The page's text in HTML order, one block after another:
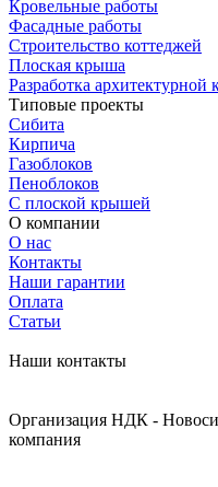
Кровельные работы
Фасадные работы
Строительство коттеджей
Плоская крыша
Разработка архитектурной
Типовые проекты
Сибита
Кирпича
Газоблоков
Пеноблоков
С плоской крышей
О компании
О нас
Контакты
Наши гарантии
Оплата
Статьи
Наши контакты
Организация НДК -
компания